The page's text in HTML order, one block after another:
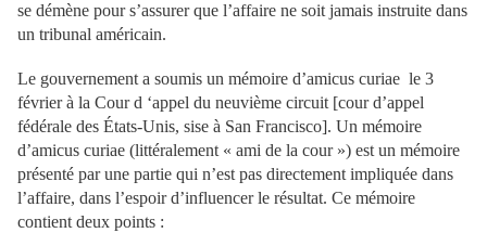
se démène pour s’assurer que l’affaire ne soit jamais instruite dans
un tribunal américain.
Le gouvernement a soumis un mémoire d’amicus curiae le 3
février à la Cour d ‘appel du neuvième circuit [cour d’appel
fédérale des États-Unis, sise à San Francisco]. Un mémoire
d’amicus curiae (littéralement « ami de la cour ») est un mémoire
présenté par une partie qui n’est pas directement impliquée dans
l’affaire, dans l’espoir d’influencer le résultat. Ce mémoire
contient deux points :